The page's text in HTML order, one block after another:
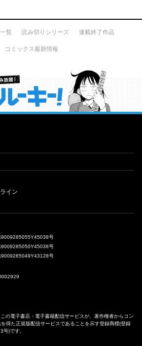
覧 読み切りシリーズ 連載終了作品
コミックス最新情報
が読み放題！ ジャンプルーキー！
イン
9009285055Y45038号
9009285050Y45038号
9009285049Y43128号
の電子書店・電子書籍配信サービスが、著作権者からコン
得た正規版配信サービスであることを示す登録商標(登録
)です。